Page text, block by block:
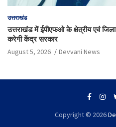
उत्तराखंड
उत्तराखंड में ईपीएफओ के क्षेत्रीय एवं
करेगी केंद्र सरकार
August 5, 2026 Devvani News
Copyright © 2026